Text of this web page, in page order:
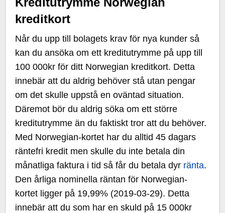
kreditkort
Når du upp till bolagets krav för nya kunder så
kan du ansöka om ett kreditutrymme på upp till
100 000kr för ditt Norwegian kreditkort. Detta
innebär att du aldrig behöver stå utan pengar
om det skulle uppstå en oväntad situation.
Däremot bör du aldrig söka om ett större
kreditutrymme än du faktiskt tror att du behöver.
Med Norwegian-kortet har du alltid 45 dagars
räntefri kredit men skulle du inte betala din
månatliga faktura i tid så får du betala dyr ränta.
Den årliga nominella räntan för Norwegian-
kortet ligger på 19,99% (2019-03-29). Detta
innebär att du som har en skuld på 15 000kr